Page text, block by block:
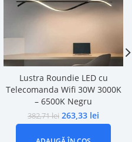
Lustra Roundie LED cu
Telecomanda Wifi 30W 3000K
– 6500K Negru
382,71lei 263,33 lei